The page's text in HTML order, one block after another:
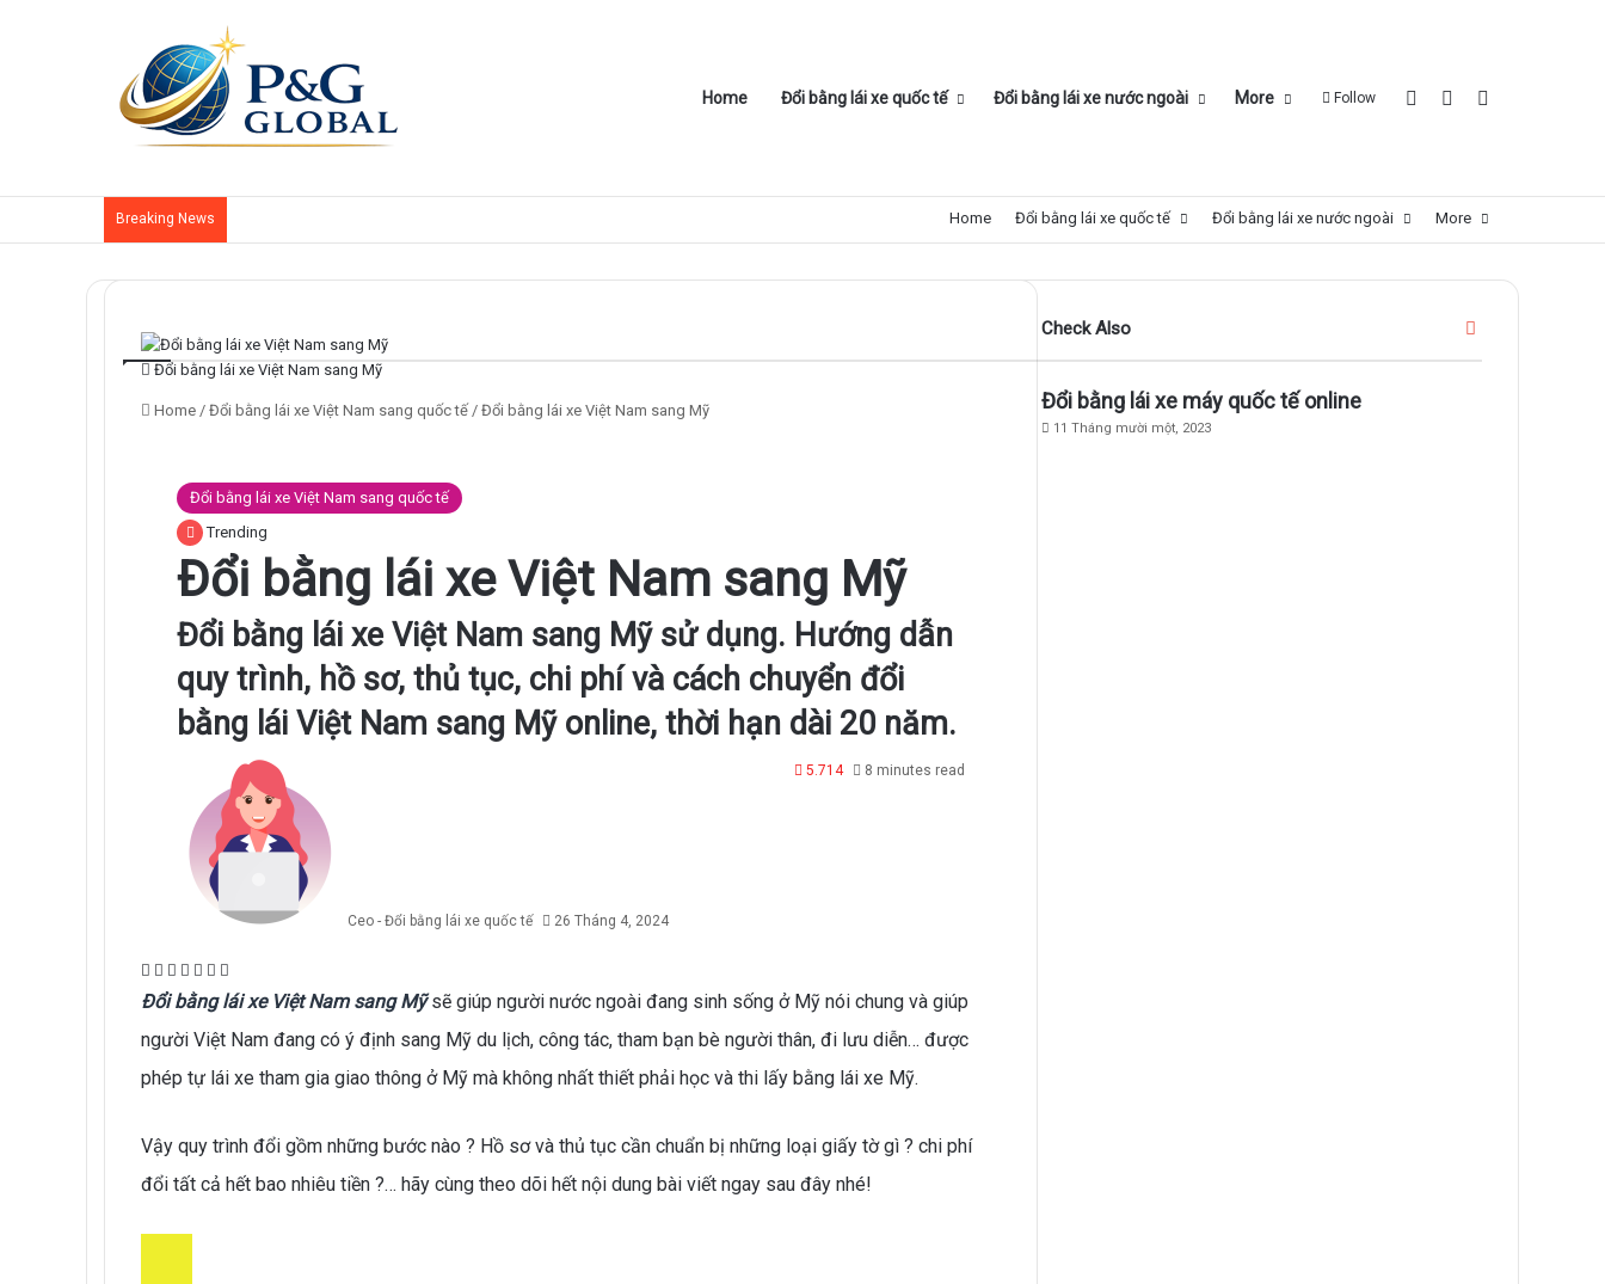
Home Đổi bằng lái xe quốc tế Đổi bằng lái xe nước ngoài More Follow Log In Sidebar
Breaking News Home Đổi bằng lái xe quốc tế Đổi bằng lái xe nước ngoài More
Đổi bằng lái xe Việt Nam sang Mỹ
Home / Đổi bằng lái xe Việt Nam sang quốc tế / Đổi bằng lái xe Việt Nam sang Mỹ
Đổi bằng lái xe Việt Nam sang quốc tế
Trending
Đổi bằng lái xe Việt Nam sang Mỹ
Đổi bằng lái xe Việt Nam sang Mỹ sử dụng. Hướng dẫn
quy trình, hồ sơ, thủ tục, chi phí và cách chuyển đổi
bằng lái Việt Nam sang Mỹ online, thời hạn dài 20 năm.
Ceo - Đổi bằng lái xe quốc tế 26 Tháng 4, 2024
5.714 8 minutes read
Facebook
X LinkedIn
Tumblr
Pinterest
Reddit
Đổi bằng lái xe Việt Nam sang Mỹsẽ giúp người nước ngoài đang sinh sống ở Mỹ nói chung và giúp
người Việt Nam đang có ý định sang Mỹ du lịch, công tác, tham bạn bè người thân, đi lưu diễn… được
phép tự lái xe tham gia giao thông ở Mỹ mà không nhất thiết phải học và thi lấy bằng lái xe Mỹ.
Vậy quy trình đổi gồm những bước nào ? Hồ sơ và thủ tục cần chuẩn bị những loại giấy tờ gì ? chi phí
đổi tất cả hết bao nhiêu tiền ?… hãy cùng theo dõi hết nội dung bài viết ngay sau đây nhé!
Check Also Close
Đổi bằng lái xe máy quốc tế online
11 Tháng mười một, 2023